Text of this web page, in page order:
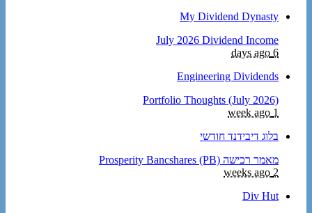
My Dividend Dynasty
July 2026 Dividend Income
6 days ago
Engineering Dividends
Portfolio Thoughts (July 2026)
1 week ago
בלוג דיבידנד חודשי
מאמר רכישה Prosperity Bancshares (PB)
2 weeks ago
Div Hut